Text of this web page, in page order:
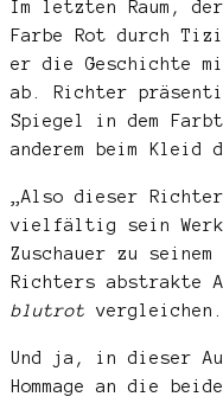
Im letzten Raum,
Farbe Rot durch
er die Geschichte
ab. Richter
Spiegel in dem
anderem beim Kleid
„Also dieser
vielfältig sein
Zuschauer zu
Richters abstrakte
blutrot vergleichen.
Und ja, in dieser
Hommage an die